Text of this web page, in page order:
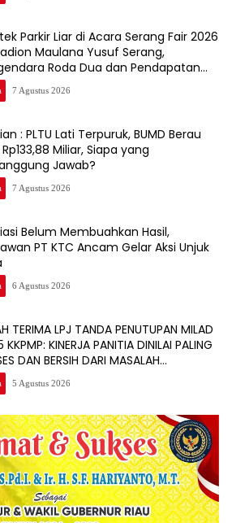
Parkir Liar di Acara Serang Fair 2026
Maulana Yusuf Serang,
Roda Dua dan Pendapatan
( PAD)Jadi Korbannya
7 Agustus 2026
: PLTU Lati Terpuruk, BUMD Berau
Miliar, Siapa yang
Jawab?
7 Agustus 2026
Belum Membuahkan Hasil,
PT KTC Ancam Gelar Aksi Unjuk
6 Agustus 2026
TERIMA LPJ TANDA PENUTUPAN MILAD
KKPMP: KINERJA PANITIA DINILAI PALING
DAN BERSIH DARI MASALAH
5 Agustus 2026